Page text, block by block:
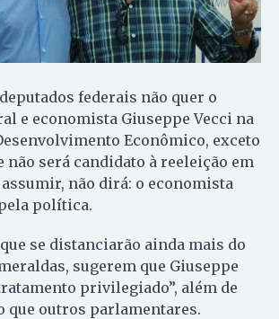
federais não quer o
e economista Giuseppe Vecci na
Econômico, exceto
não será candidato à reeleição em
assumir, não dirá: o economista
política.
se distanciarão ainda mais do
sugerem que Giuseppe
privilegiado”, além de
que outros parlamentares.